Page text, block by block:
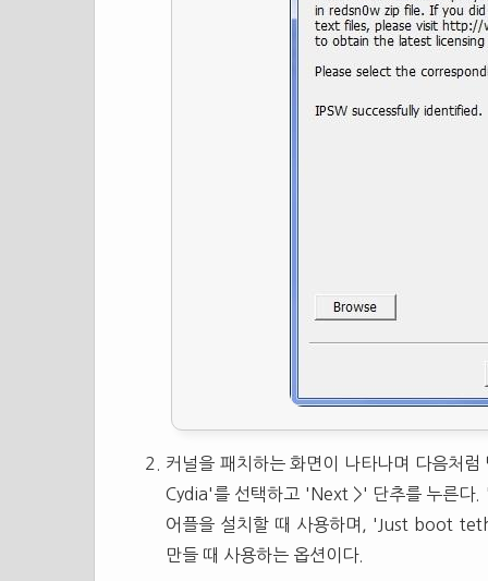
커널을 패치하는 화면이 나타나며 다음처
Cydia'를 선택하고 'Next >' 단추를 누른
어플을 설치할 때 사용하며, 'Just boot
만들 때 사용하는 옵션이다.